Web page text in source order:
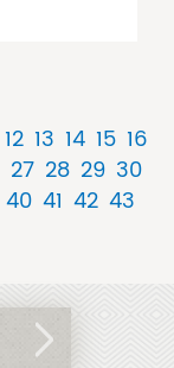
12 13 14 15 16
27 28 29 30
40 41 42 43